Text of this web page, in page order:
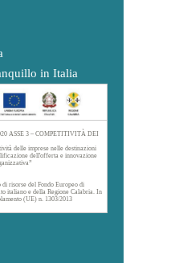
in Italia
ASSE 3 – COMPETITIVITÀ DEI
delle imprese nelle destinazioni
dell'offerta e innovazione
risorse del Fondo Europeo di
italiano e della Regione Calabria. In
(UE) n. 1303/2013